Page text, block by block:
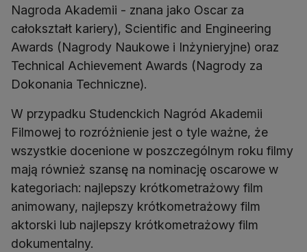
Nagroda Akademii - znana jako Oscar za
całokształt kariery), Scientific and Engineering
Awards (Nagrody Naukowe i Inżynieryjne) oraz
Technical Achievement Awards (Nagrody za
Dokonania Techniczne).
W przypadku Studenckich Nagród Akademii
Filmowej to rozróżnienie jest o tyle ważne, że
wszystkie docenione w poszczególnym roku filmy
mają również szansę na nominację oscarowe w
kategoriach: najlepszy krótkometrażowy film
animowany, najlepszy krótkometrażowy film
aktorski lub najlepszy krótkometrażowy film
dokumentalny.